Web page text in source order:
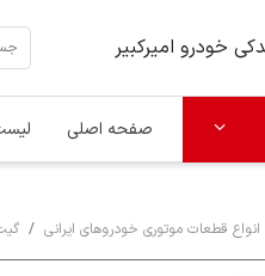
خودرو امیرکبیر
صفحه اصلی
انواع قطعات موتوری خودروهای ایرانی